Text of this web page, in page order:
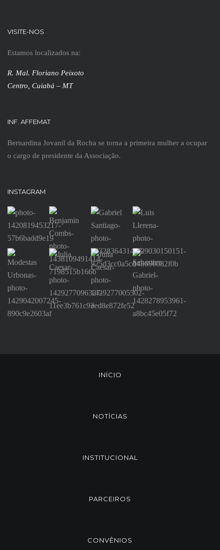
VISITE-NOS
Estamos localizados na:
R. Mal. Floriano Peixoto
Centro, Cuiabá – MT
INF. AFFEMAT
Bernardina Jovanil da Rocha se torna a primeira mulher a ocupar
o cargo de presidente da Associação.
INSTAGRAM
INÍCIO
NOTÍCIAS
INSTITUCIONAL
PARCEIROS
CONVÊNIOS